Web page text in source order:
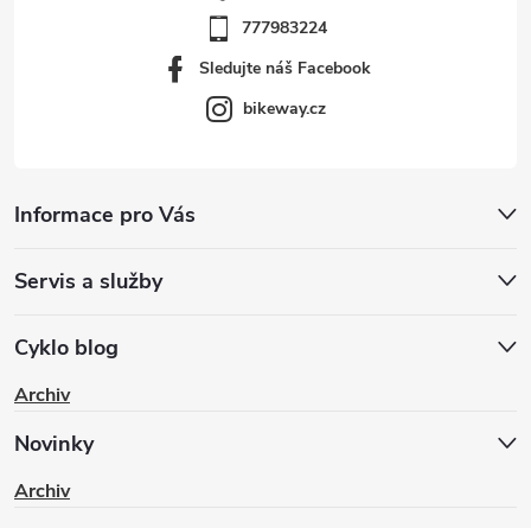
777983224
Sledujte náš Facebook
bikeway.cz
Informace pro Vás
Servis a služby
Cyklo blog
Archiv
Novinky
Archiv